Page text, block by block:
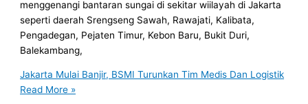
menggenangi bantaran sungai di sekitar wiilayah di Jakarta
seperti daerah Srengseng Sawah, Rawajati, Kalibata,
Pengadegan, Pejaten Timur, Kebon Baru, Bukit Duri,
Balekambang,
Jakarta Mulai Banjir, BSMI Turunkan Tim Medis Dan Logistik
Read More »